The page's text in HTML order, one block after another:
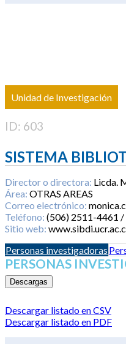
Unidad de Investigación
ID: 603
SISTEMA
Director o directora: Licda.
Área: OTRAS AREAS
Correo electrónico:
Teléfono: (506) 2511-4461
Sitio web:
Personas investigadoras
PERSONAS
Descargas
Descargar listado en CSV
Descargar listado en PDF